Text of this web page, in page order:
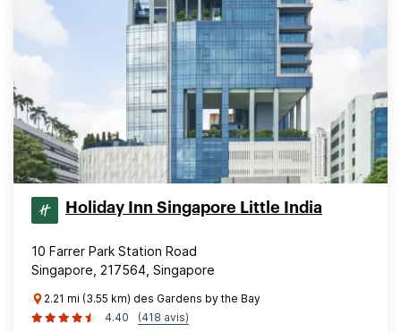
Holiday Inn Singapore Little India
10 Farrer Park Station Road
Singapore, 217564, Singapore
2.21 mi (3.55 km) des Gardens by the Bay
4.40
(418 avis)